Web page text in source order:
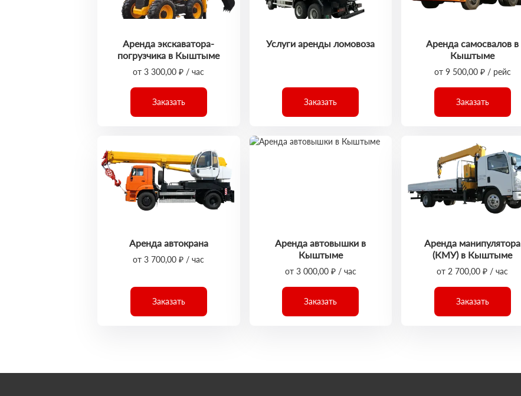
Аренда экскаватора-
погрузчика в Кыштыме
от 3 300,00 ₽ / час
Заказать
Услуги аренды ломовоза
Заказать
Аренда самосвалов в
Кыштыме
от 9 500,00 ₽ / рейс
Заказать
Аренда автокрана
от 3 700,00 ₽ / час
Заказать
Аренда автовышки в
Кыштыме
от 3 000,00 ₽ / час
Заказать
Аренда манипулятора
(КМУ) в Кыштыме
от 2 700,00 ₽ / час
Заказать